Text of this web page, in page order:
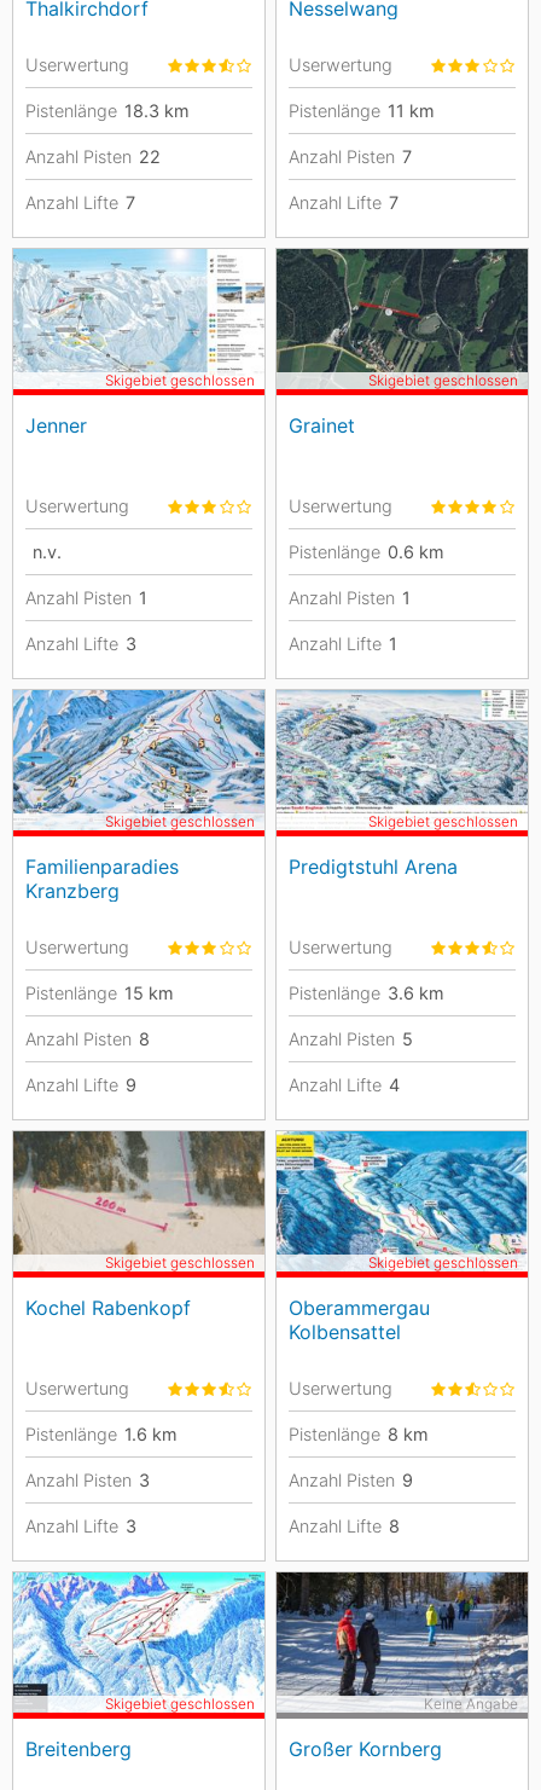
Thalkirchdorf
Userwertung
Pistenlänge 18.3 km
Anzahl Pisten 22
Anzahl Lifte 7
Nesselwang
Userwertung
Pistenlänge 11 km
Anzahl Pisten 7
Anzahl Lifte 7
Jenner
Skigebiet geschlossen
Userwertung
n.v.
Anzahl Pisten 1
Anzahl Lifte 3
Grainet
Skigebiet geschlossen
Userwertung
Pistenlänge 0.6 km
Anzahl Pisten 1
Anzahl Lifte 1
Familienparadies
Kranzberg
Skigebiet geschlossen
Userwertung
Pistenlänge 15 km
Anzahl Pisten 8
Anzahl Lifte 9
Predigtstuhl Arena
Skigebiet geschlossen
Userwertung
Pistenlänge 3.6 km
Anzahl Pisten 5
Anzahl Lifte 4
Kochel Rabenkopf
Skigebiet geschlossen
Userwertung
Pistenlänge 1.6 km
Anzahl Pisten 3
Anzahl Lifte 3
Oberammergau
Kolbensattel
Skigebiet geschlossen
Userwertung
Pistenlänge 8 km
Anzahl Pisten 9
Anzahl Lifte 8
Breitenberg
Skigebiet geschlossen
Großer Kornberg
Keine Angabe